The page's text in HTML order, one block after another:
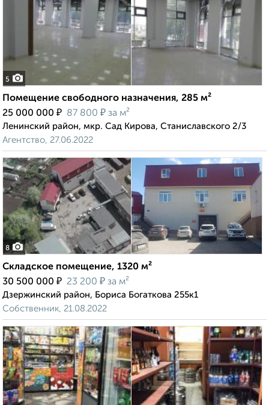
5
Помещение свободного назначения, 285 м²
25 000 000 ₽ 87 800 ₽ за м²
Ленинский район, мкр. Сад Кирова, Станиславского 2/3
Агентство, 27.06.2022
8
Складское помещение, 1320 м²
30 500 000 ₽ 23 200 ₽ за м²
Дзержинский район, Бориса Богаткова 255к1
Собственник, 21.08.2022